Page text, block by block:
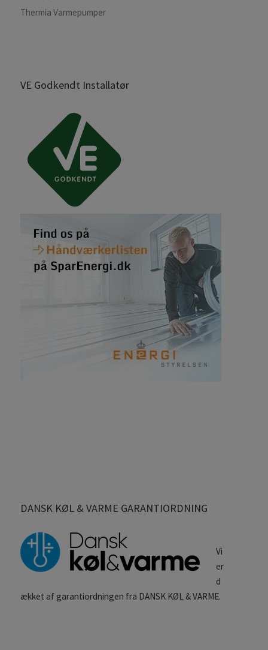
Thermia Varmepumper
VE Godkendt Installatør
DANSK KØL & VARME GARANTIORDNING
Vi
er
d
ækket af garantiordningen fra DANSK KØL & VARME.